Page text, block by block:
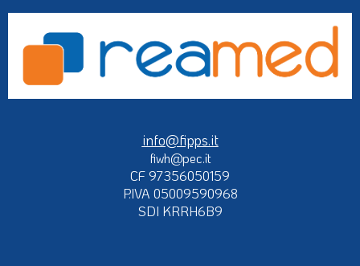
info@fipps.it
fiwh@pec.it
CF 97356050159
P.IVA 05009590968
SDI KRRH6B9